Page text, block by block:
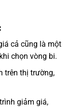
cả cũng là một
chọn vòng bi.
trên thị trường,
giảm giá,